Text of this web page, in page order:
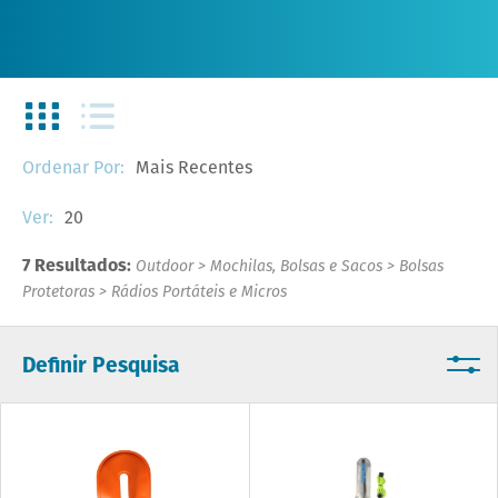
Definir Pesquisa
Ordenar Por: Mais Recentes
Ver: 20
7 Resultados: Outdoor> Mochilas, Bolsas e Sacos > Bolsas
Protetoras > Rádios Portáteis e Micros